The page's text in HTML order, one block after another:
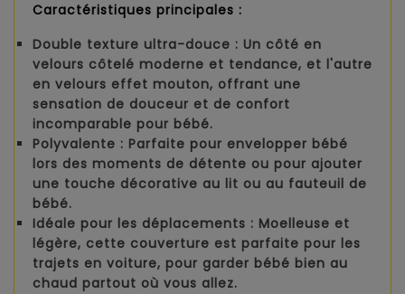
Caractéristiques principales :
Double texture ultra-douce : Un côté en
velours côtelé moderne et tendance, et l'autre
en velours effet mouton, offrant une
sensation de douceur et de confort
incomparable pour bébé.
Polyvalente : Parfaite pour envelopper bébé
lors des moments de détente ou pour ajouter
une touche décorative au lit ou au fauteuil de
bébé.
Idéale pour les déplacements : Moelleuse et
légère, cette couverture est parfaite pour les
trajets en voiture, pour garder bébé bien au
chaud partout où vous allez.